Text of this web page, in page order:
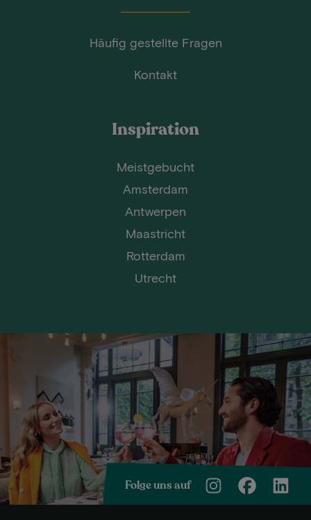
Häufig gestellte Fragen
Kontakt
Inspiration
Meistgebucht
Amsterdam
Antwerpen
Maastricht
Rotterdam
Utrecht
Folge uns auf